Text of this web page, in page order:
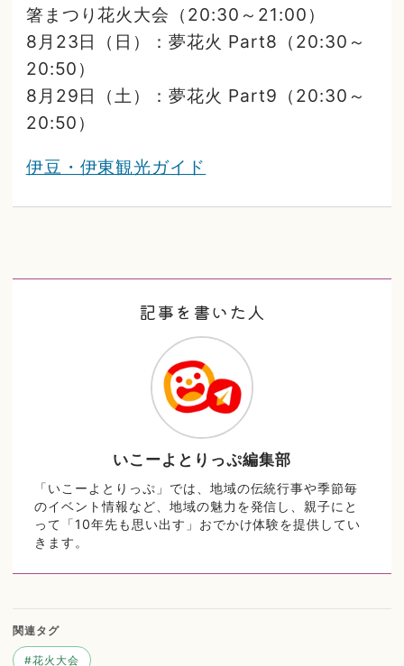
箸まつり花火大会（20:30～21:00）
8月23日（日）：夢花火 Part8（20:30～
20:50）
8月29日（土）：夢花火 Part9（20:30～
20:50）
伊豆・伊東観光ガイド
記事を書いた人
いこーよとりっぷ編集部
「いこーよとりっぷ」では、地域の伝統行事や季節毎
のイベント情報など、地域の魅力を発信し、親子にと
って「10年先も思い出す」おでかけ体験を提供してい
きます。
関連タグ
#花火大会